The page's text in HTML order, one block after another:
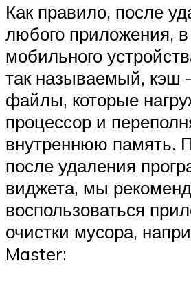
Как правило, после
любого приложения,
мобильного
так называемый, кэш
файлы, которые
процессор и
внутреннюю память.
после удаления
виджета, мы
воспользоваться
очистки мусора,
Master: